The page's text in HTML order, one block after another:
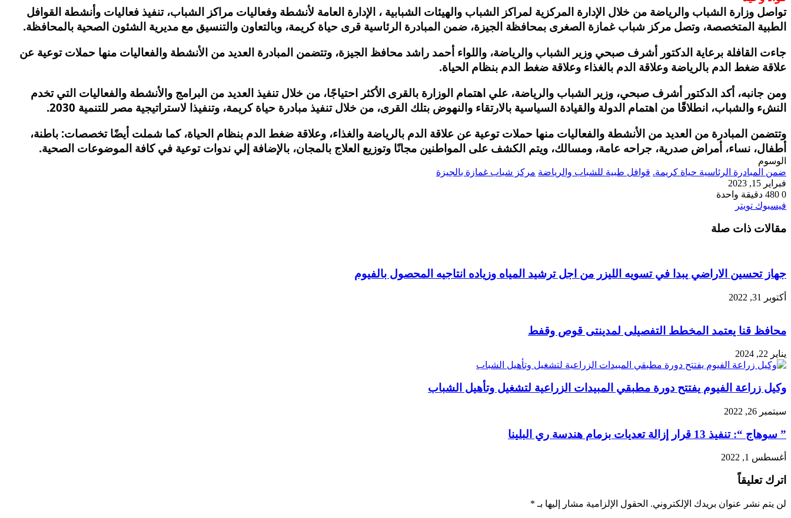
تواصل وزارة الشباب والرياضة من خلال الإدارة المركزية لمراكز الشباب والهيئات الشبابية ، الإدارة العامة لأنشطة وفعاليات مراكز الشباب، تنفيذ فعاليات وأنشطة القوافل
الطبية المتخصصة، وتصل مركز شباب غمازة الصغرى بمحافظة الجيزة، ضمن المبادرة الرئاسية قرى حياة كريمة، وبالتعاون والتنسيق مع مديرية الشئون الصحية بالمحافظة.
جاءت القافلة برعاية الدكتور أشرف صبحي وزير الشباب والرياضة، واللواء أحمد راشد محافظ الجيزة، وتتضمن المبادرة العديد من الأنشطة والفعاليات منها حملات توعية عن
علاقة ضغط الدم بالرياضة وعلاقة الدم بالغذاء وعلاقة ضغط الدم بنظام الحياة.
ومن جانبه، أكد الدكتور أشرف صبحي، وزير الشباب والرياضة، علي اهتمام الوزارة بالقرى الأكثر احتياجًا، من خلال تنفيذ العديد من البرامج والأنشطة والفعاليات التي تخدم
النشء والشباب، انطلاقًا من اهتمام الدولة والقيادة السياسية بالارتقاء والنهوض بتلك القرى، من خلال تنفيذ مبادرة حياة كريمة، وتنفيذا لاستراتيجية مصر للتنمية 2030.
وتتضمن المبادرة من العديد من الأنشطة والفعاليات منها حملات توعية عن علاقة الدم بالرياضة والغذاء، وعلاقة ضغط الدم بنظام الحياة، كما شملت أيضًا تخصصات: باطنة،
أطفال، نساء، أمراض صدرية، جراحه عامة، ومسالك، ويتم الكشف على المواطنين مجانًا وتوزيع العلاج بالمجان، بالإضافة إلي ندوات توعية في كافة الموضوعات الصحية.
الوسوم
ضمن المبادرة الرئاسية حياة كريمة. قوافل طبية للشباب والرياضة مركز شباب غمازة بالجيزة
فبراير 15, 2023
0
دقيقة واحدة
فيسبوك تويتر
البريد
مقالات ذات صلة
جهاز تحسين الاراضي يبدا في تسويه الليزر من اجل ترشيد المياه وزياده انتاجيه المحصول بالفيوم
أكتوبر 31, 2022
محافظ قنا يعتمد المخطط التفصيلى لمدينتى قوص وقفط
يناير 22, 2024
وكيل زراعة الفيوم يفتتح دورة مطبقي المبيدات الزراعية لتشغيل وتأهيل الشباب
سبتمبر 26, 2022
” سوهاج “: تنفيذ 13 قرار إزالة تعديات بزمام هندسة ري البلينا
أغسطس 1, 2022
اترك تعليقاً
لن يتم نشر عنوان بريدك الإلكتروني. الحقول الإلزامية مشار إليها بـ *